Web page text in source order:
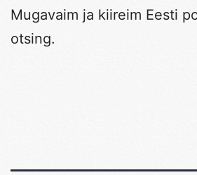
Mugavaim ja kiireim Eesti
otsing.